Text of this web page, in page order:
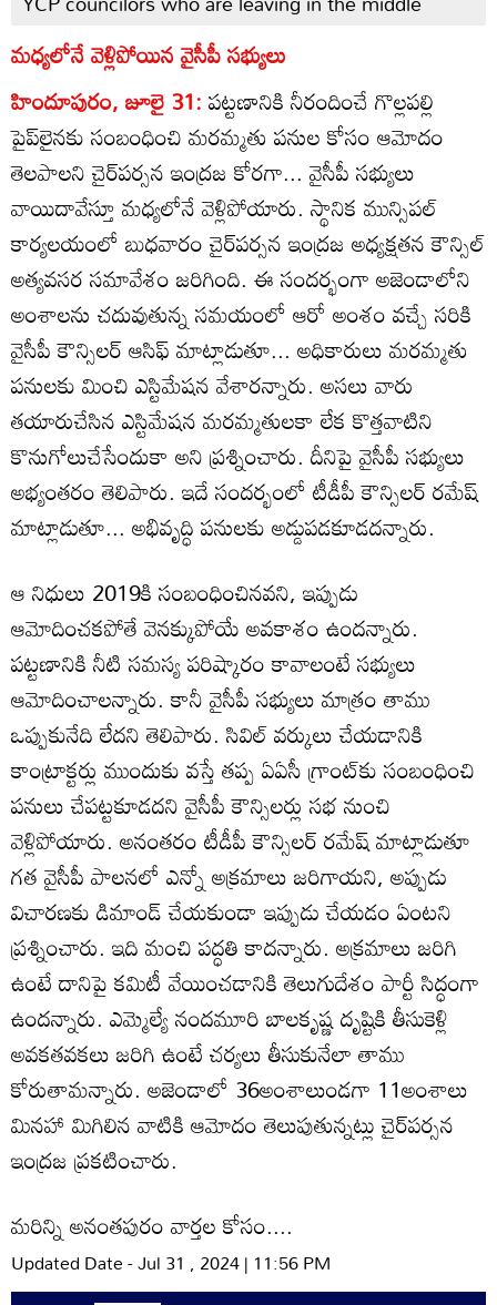
మధ్యలోనే వెళ్లిపోయిన వైసీపీ సభ్యులు
హిందూపురం, జూలై 31:పట్టణానికి నీరందించే గొల్లపల్లి
పైప్‌లైనకు సంబంధించి మరమ్మతు పనుల కోసం ఆమోదం
తెలపాలని చైర్‌పర్సన ఇంద్రజ కోరగా... వైసీపీ సభ్యులు
వాయిదావేస్తూ మధ్యలోనే వెళ్లిపోయారు. స్థానిక మున్సిపల్‌
కార్యలయంలో బుధవారం చైర్‌పర్సన ఇంద్రజ అధ్యక్షతన కౌన్సిల్‌
అత్యవసర సమావేశం జరిగింది. ఈ సందర్భంగా అజెండాలోని
అంశాలను చదువుతున్న సమయంలో ఆరో అంశం వచ్చే సరికి
వైసీపీ కౌన్సిలర్‌ ఆసిఫ్‌ మాట్లాడుతూ... అధికారులు మరమ్మతు
పనులకు మించి ఎస్టిమేషన వేశారన్నారు. అసలు వారు
తయారుచేసిన ఎస్టిమేషన మరమ్మతులకా లేక కొత్తవాటిని
కొనుగోలుచేసేందుకా అని ప్రశ్నించారు. దీనిపై వైసీపీ సభ్యులు
అభ్యంతరం తెలిపారు. ఇదే సందర్భంలో టీడీపీ కౌన్సిలర్‌ రమేష్‌
మాట్లాడుతూ... అభివృద్ధి పనులకు అడ్డుపడకూడదన్నారు.
ఆ నిధులు 2019కి సంబంధించినవని, ఇప్పుడు
ఆమోదించకపోతే వెనక్కుపోయే అవకాశం ఉందన్నారు.
పట్టణానికి నీటి సమస్య పరిష్కారం కావాలంటే సభ్యులు
ఆమోదించాలన్నారు. కానీ వైసీపీ సభ్యులు మాత్రం తాము
ఒప్పుకునేది లేదని తెలిపారు. సివిల్‌ వర్కులు చేయడానికి
కాంట్రాక్టర్లు ముందుకు వస్తే తప్ప ఏఏసీ గ్రాంట్‌కు సంబంధించి
పనులు చేపట్టకూడదని వైసీపీ కౌన్సిలర్లు సభ నుంచి
వెళ్లిపోయారు. అనంతరం టీడీపీ కౌన్సిలర్‌ రమేష్‌ మాట్లాడుతూ
గత వైసీపీ పాలనలో ఎన్నో అక్రమాలు జరిగాయని, అప్పుడు
విచారణకు డిమాండ్‌ చేయకుండా ఇప్పుడు చేయడం ఏంటని
ప్రశ్నించారు. ఇది మంచి పద్ధతి కాదన్నారు. అక్రమాలు జరిగి
ఉంటే దానిపై కమిటీ వేయించడానికి తెలుగుదేశం పార్టీ సిద్ధంగా
ఉందన్నారు. ఎమ్మెల్యే నందమూరి బాలకృష్ణ దృష్టికి తీసుకెళ్లి
అవకతవకలు జరిగి ఉంటే చర్యలు తీసుకునేలా తాము
కోరుతామన్నారు. అజెండాలో 36అంశాలుండగా 11అంశాలు
మినహా మిగిలిన వాటికి ఆమోదం తెలుపుతున్నట్లు చైర్‌పర్సన
ఇంద్రజ ప్రకటించారు.
మరిన్ని అనంతపురం వార్తల కోసం....
Updated Date - Jul 31 , 2024 | 11:56 PM